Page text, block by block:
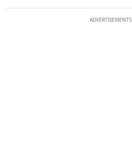
ADVERTISEMENTS